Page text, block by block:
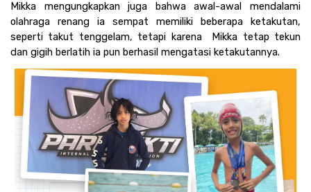
Mikka mengungkapkan juga bahwa awal-awal mendalami
olahraga renang ia sempat memiliki beberapa ketakutan,
seperti takut tenggelam, tetapi karena  Mikka tetap tekun
dan gigih berlatih ia pun berhasil mengatasi ketakutannya.